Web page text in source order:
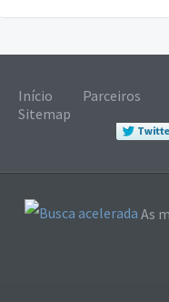
Início Parceiros
Sitemap
As